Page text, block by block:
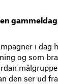
i dag
og som
den ser ud